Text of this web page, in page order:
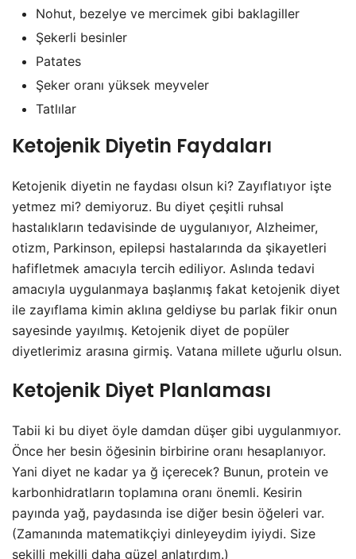
Nohut, bezelye ve mercimek gibi baklagiller
Şekerli besinler
Patates
Şeker oranı yüksek meyveler
Tatlılar
Ketojenik Diyetin Faydaları
Ketojenik diyetin ne faydası olsun ki? Zayıflatıyor işte
yetmez mi? demiyoruz. Bu diyet çeşitli ruhsal
hastalıkların tedavisinde de uygulanıyor, Alzheimer,
otizm, Parkinson, epilepsi hastalarında da şikayetleri
hafifletmek amacıyla tercih ediliyor. Aslında tedavi
amacıyla uygulanmaya başlanmış fakat ketojenik diyet
ile zayıflama kimin aklına geldiyse bu parlak fikir onun
sayesinde yayılmış. Ketojenik diyet de popüler
diyetlerimiz arasına girmiş. Vatana millete uğurlu olsun.
Ketojenik Diyet Planlaması
Tabii ki bu diyet öyle damdan düşer gibi uygulanmıyor.
Önce her besin öğesinin birbirine oranı hesaplanıyor.
Yani diyet ne kadar ya ğ içerecek? Bunun, protein ve
karbonhidratların toplamına oranı önemli. Kesirin
payında yağ, paydasında ise diğer besin öğeleri var.
(Zamanında matematikçiyi dinleyeydim iyiydi. Size
şekilli mekilli daha güzel anlatırdım.)